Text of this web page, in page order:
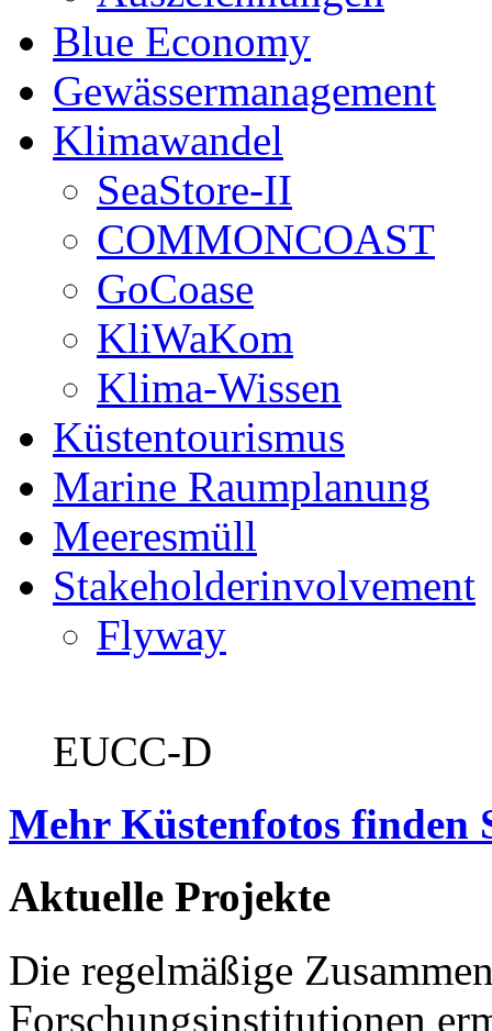
Blue Economy
Gewässermanagement
Klimawandel
SeaStore-II
COMMONCOAST
GoCoase
KliWaKom
Klima-Wissen
Küstentourismus
Marine Raumplanung
Meeresmüll
Stakeholderinvolvement
Flyway
EUCC-D
Mehr Küstenfotos finden
Aktuelle Projekte
Die regelmäßige
Forschungsinstitutionen